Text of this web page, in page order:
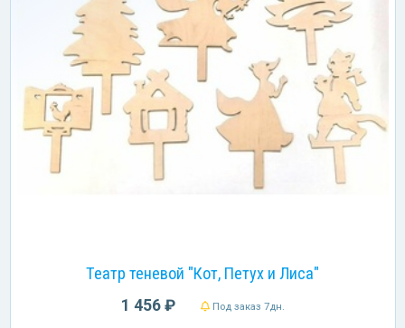
Театр теневой "Кот, Петух и Лиса"
1 456 ₽ Под заказ 7дн.